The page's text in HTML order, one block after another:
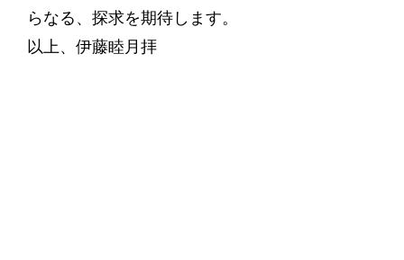
らなる、探求を期待します。
以上、伊藤睦月拝